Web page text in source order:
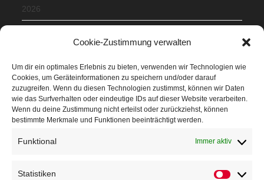
Cookie-Zustimmung verwalten
Um dir ein optimales Erlebnis zu bieten, verwenden wir Technologien wie
Cookies, um Geräteinformationen zu speichern und/oder darauf
zuzugreifen. Wenn du diesen Technologien zustimmst, können wir Daten
wie das Surfverhalten oder eindeutige IDs auf dieser Website verarbeiten.
Wenn du deine Zustimmung nicht erteilst oder zurückziehst, können
bestimmte Merkmale und Funktionen beeinträchtigt werden.
Funktional Immer aktiv
Statistiken
2026
Veranstaltungen
Höffner Run